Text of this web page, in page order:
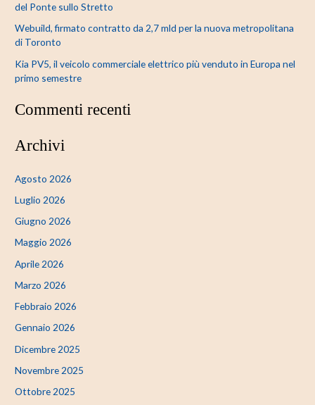
del Ponte sullo Stretto
Webuild, firmato contratto da 2,7 mld per la nuova metropolitana
di Toronto
Kia PV5, il veicolo commerciale elettrico più venduto in Europa nel
primo semestre
Commenti recenti
Archivi
Agosto 2026
Luglio 2026
Giugno 2026
Maggio 2026
Aprile 2026
Marzo 2026
Febbraio 2026
Gennaio 2026
Dicembre 2025
Novembre 2025
Ottobre 2025